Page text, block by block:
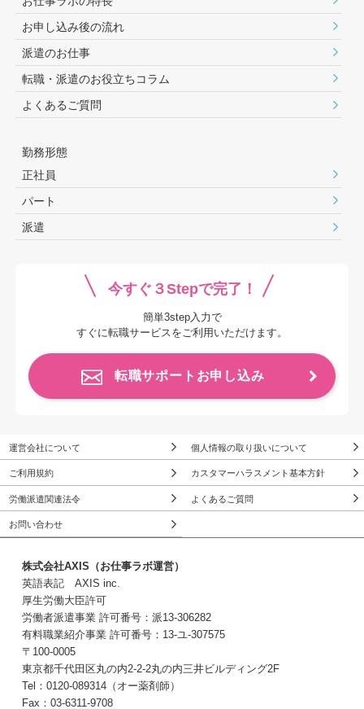
お申し込み後の流れ
派遣のお仕事
転職・派遣のお役⽴ちコラム
よくあるご質問
勤務形態
正社員
パート
派遣
今すぐ３Stepで完了！
簡単3step入力で
すぐに転職サービスをご利用いただけます。
転職サポートお申し込み
運営会社について 個人情報の取り扱いについて
ご利用規約 カスタマーハラスメント基本方針
労働派遣関連法令 よくあるご質問
お問い合わせ
株式会社AXIS（お仕事ラボ運営）
英語表記 AXIS inc.
厚生労働大臣許可
労働者派遣事業 許可番号：派13-306282
有料職業紹介事業 許可番号：13-ユ-307575
〒100-0005
東京都千代田区丸の内2-2-2丸の内三井ビルディング2F
Tel：0120-089314（オー薬剤師）
Fax：03-6311-9708